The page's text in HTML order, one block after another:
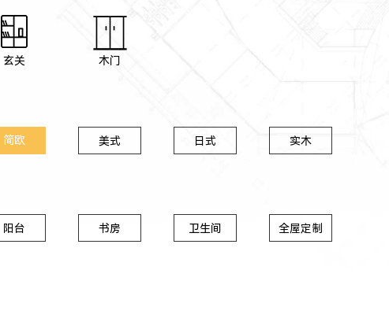
玄关 木门
简欧 美式 日式 实木
阳台 书房 卫生间 全屋定制